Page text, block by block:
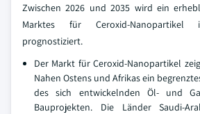
Zwischen 2026 und 2035 wird ein
Marktes für Ceroxid-
prognostiziert.
Der Markt für Ceroxid-Nanopartikel
Nahen Ostens und Afrikas ein
des sich entwickelnden Öl- und
Bauprojekten. Die Länder Saudi-